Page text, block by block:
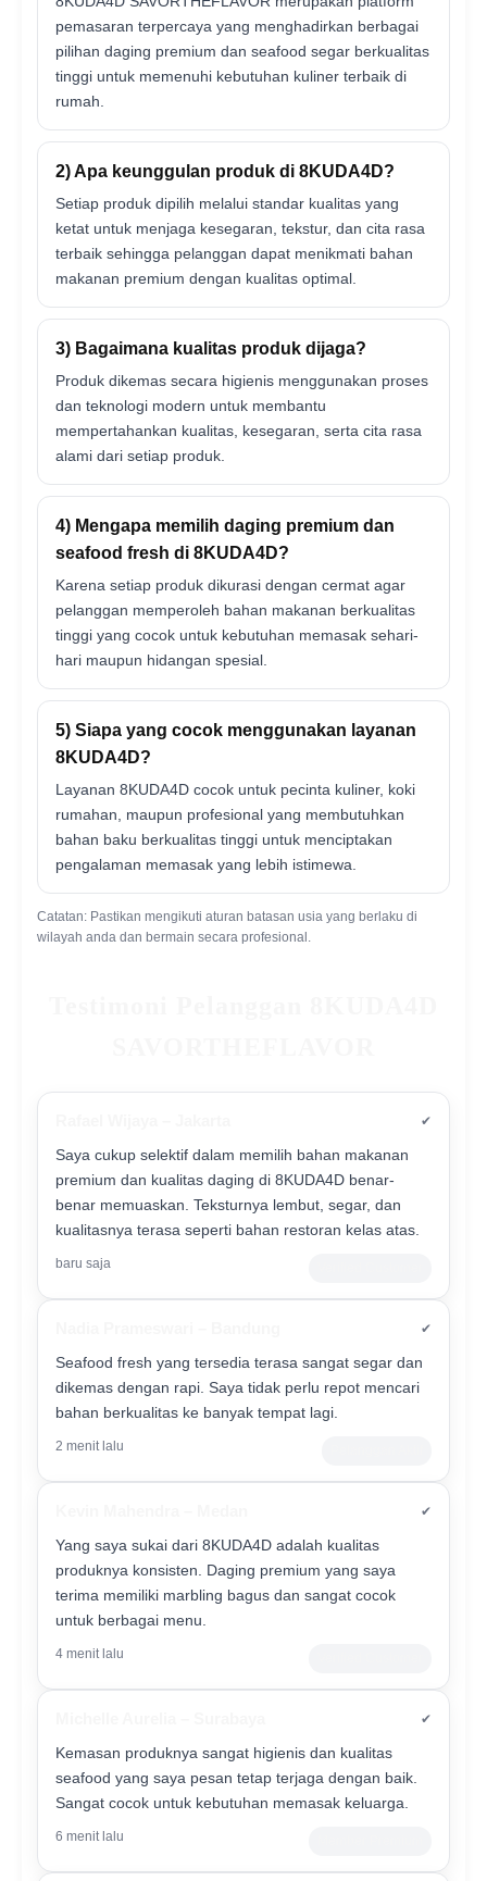
pemasaran terpercaya yang menghadirkan berbagai
pilihan daging premium dan seafood segar berkualitas
tinggi untuk memenuhi kebutuhan kuliner terbaik di
rumah.
2) Apa keunggulan produk di 8KUDA4D?
Setiap produk dipilih melalui standar kualitas yang
ketat untuk menjaga kesegaran, tekstur, dan cita rasa
terbaik sehingga pelanggan dapat menikmati bahan
makanan premium dengan kualitas optimal.
3) Bagaimana kualitas produk dijaga?
Produk dikemas secara higienis menggunakan proses
dan teknologi modern untuk membantu
mempertahankan kualitas, kesegaran, serta cita rasa
alami dari setiap produk.
4) Mengapa memilih daging premium dan
seafood fresh di 8KUDA4D?
Karena setiap produk dikurasi dengan cermat agar
pelanggan memperoleh bahan makanan berkualitas
tinggi yang cocok untuk kebutuhan memasak sehari-
hari maupun hidangan spesial.
5) Siapa yang cocok menggunakan layanan
8KUDA4D?
Layanan 8KUDA4D cocok untuk pecinta kuliner, koki
rumahan, maupun profesional yang membutuhkan
bahan baku berkualitas tinggi untuk menciptakan
pengalaman memasak yang lebih istimewa.
Catatan: Pastikan mengikuti aturan batasan usia yang berlaku di
wilayah anda dan bermain secara profesional.
✔
Saya cukup selektif dalam memilih bahan makanan
premium dan kualitas daging di 8KUDA4D benar-
benar memuaskan. Teksturnya lembut, segar, dan
kualitasnya terasa seperti bahan restoran kelas atas.
baru saja
✔
Seafood fresh yang tersedia terasa sangat segar dan
dikemas dengan rapi. Saya tidak perlu repot mencari
bahan berkualitas ke banyak tempat lagi.
2 menit lalu
✔
Yang saya sukai dari 8KUDA4D adalah kualitas
produknya konsisten. Daging premium yang saya
terima memiliki marbling bagus dan sangat cocok
untuk berbagai menu.
4 menit lalu
✔
Kemasan produknya sangat higienis dan kualitas
seafood yang saya pesan tetap terjaga dengan baik.
Sangat cocok untuk kebutuhan memasak keluarga.
6 menit lalu